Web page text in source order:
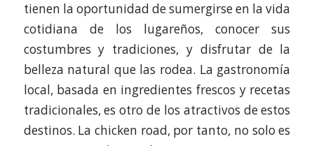
tienen la oportunidad de sumergirse en la vida
cotidiana de los lugareños, conocer sus
costumbres y tradiciones, y disfrutar de la
belleza natural que las rodea. La gastronomía
local, basada en ingredientes frescos y recetas
tradicionales, es otro de los atractivos de estos
destinos. La chicken road, por tanto, no solo es